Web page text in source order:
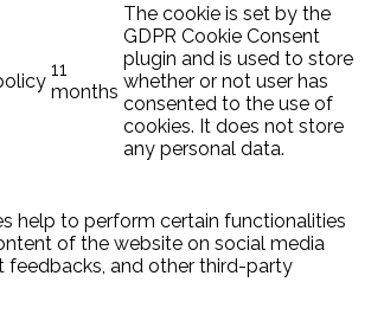
11
months
The cookie is set by the
GDPR Cookie Consent
plugin and is used to store
whether or not user has
consented to the use of
cookies. It does not store
any personal data.
help to perform certain functionalities
of the website on social media
and other third-party